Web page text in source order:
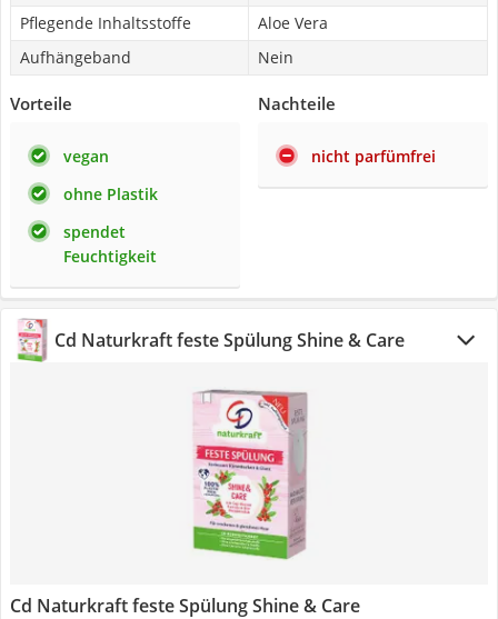
Pflegende Inhaltsstoffe
Aloe Vera
Aufhängeband
Nein
Vorteile
vegan
ohne Plastik
spendet
Feuchtigkeit
Nachteile
nicht parfümfrei
Cd Naturkraft feste Spülung Shine & Care
Cd Naturkraft feste Spülung Shine & Care